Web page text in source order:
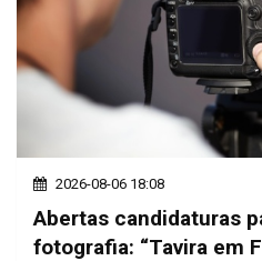
2026-08-06 18:08
Abertas candidaturas
fotografia: “Tavira em